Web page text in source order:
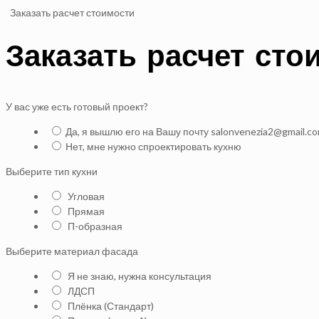
Заказать расчет стоимости
Заказать расчет
У вас уже есть готовый проект?
Да, я вышлю его на Вашу почту
Нет, мне нужно спроектировать кухню
Выберите тип кухни
Угловая
Прямая
П-образная
Выберите материал фасада
Я не знаю, нужна консультация
ЛДСП
Плёнка (Стандарт)